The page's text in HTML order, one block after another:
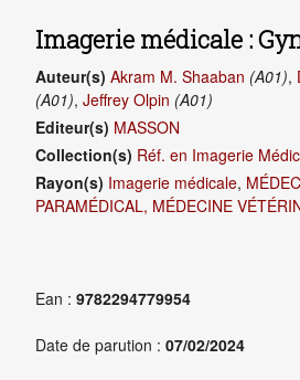
Imagerie médicale :
Auteur(s) Akram M. Shaaban (A01),
(A01), Jeffrey Olpin (A01)
Editeur(s) MASSON
Collection(s) Réf. en Imagerie
Rayon(s) Imagerie médicale,
PARAMÉDICAL, MÉDECINE
Ean : 9782294779954
Date de parution : 07/02/2024